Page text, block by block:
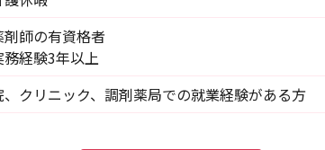
剤師の有資格者
務経験3年以上
、クリニック、調剤薬局での就業経験がある方